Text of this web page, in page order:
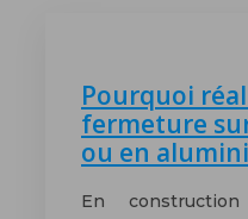
Pourquoi
fermeture
ou en
En